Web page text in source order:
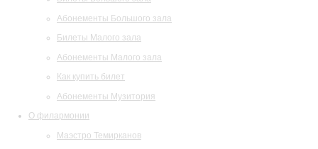
Абонементы Большого зала
Билеты Малого зала
Абонементы Малого зала
Как купить билет
Абонементы Музитория
О филармонии
Маэстро Темирканов